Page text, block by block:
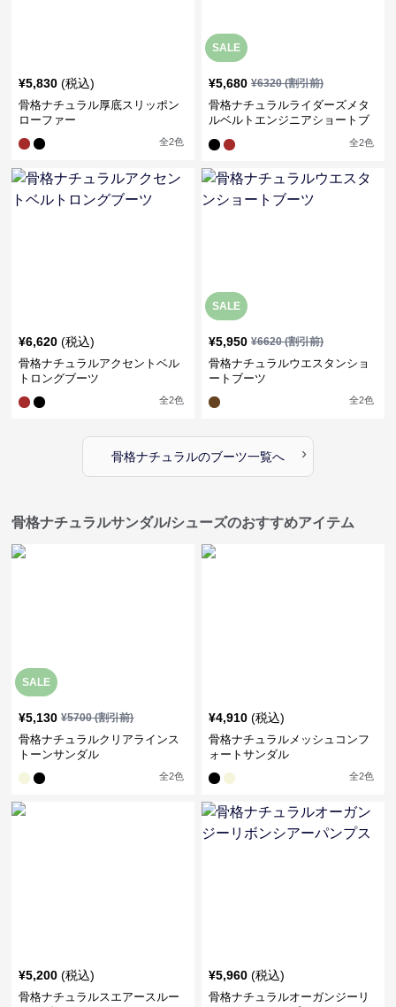
¥5,830 (税込)
骨格ナチュラル厚底スリッポン
ローファー
全2色
SALE
¥5,680 ¥6320(割引前)
骨格ナチュラルライダーズメタ
ルベルトエンジニアショートブ
全2色
¥6,620 (税込)
骨格ナチュラルアクセントベル
トロングブーツ
全2色
SALE
¥5,950 ¥6620(割引前)
骨格ナチュラルウエスタンショ
ートブーツ
全2色
骨格ナチュラルのブーツ一覧へ ›
骨格ナチュラルサンダル/シューズのおすすめアイテム
SALE
¥5,130 ¥5700(割引前)
骨格ナチュラルクリアラインス
トーンサンダル
全2色
¥4,910 (税込)
骨格ナチュラルメッシュコンフ
ォートサンダル
全2色
¥5,200 (税込)
骨格ナチュラルスエアースルー
¥5,960 (税込)
骨格ナチュラルオーガンジーリ